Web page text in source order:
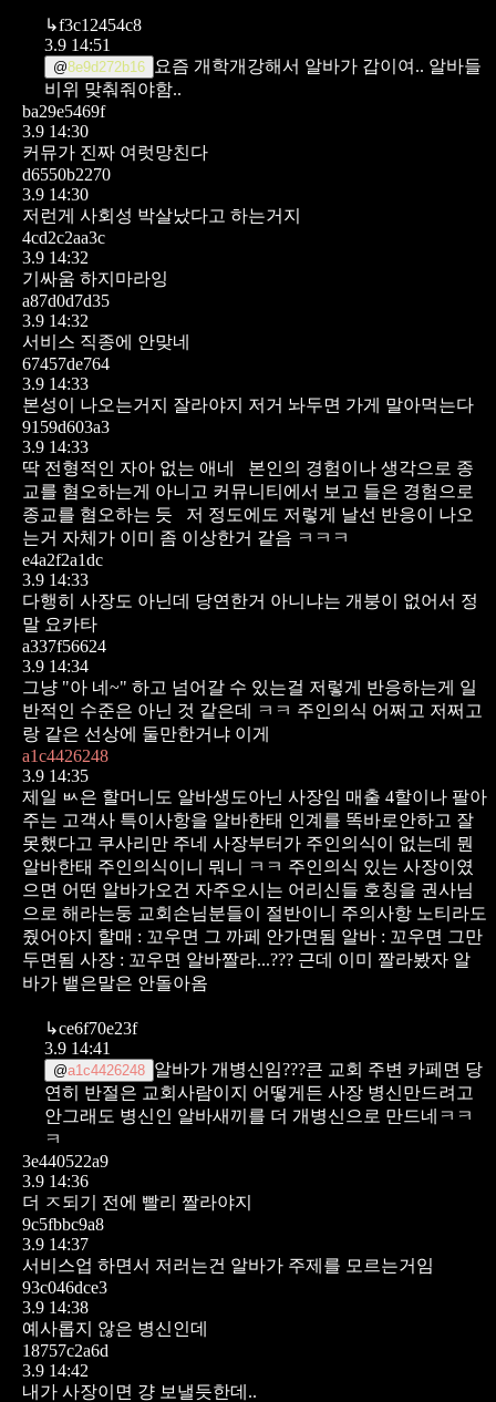
↳f3c12454c8
3.9 14:51
@8e9d272b16
요즘 개학개강해서 알바가 갑이여.. 알바들
비위 맞춰줘야함..
ba29e5469f
3.9 14:30
커뮤가 진짜 여럿망친다
d6550b2270
3.9 14:30
저런게 사회성 박살났다고 하는거지
4cd2c2aa3c
3.9 14:32
기싸움 하지마라잉
a87d0d7d35
3.9 14:32
서비스 직종에 안맞네
67457de764
3.9 14:33
본성이 나오는거지 잘라야지 저거 놔두면 가게 말아먹는다
9159d603a3
3.9 14:33
딱 전형적인 자아 없는 애네
본인의 경험이나 생각으로 종
교를 혐오하는게 아니고 커뮤니티에서 보고 들은 경험으로
종교를 혐오하는 듯
저 정도에도 저렇게 날선 반응이 나오
는거 자체가 이미 좀 이상한거 같음 ㅋㅋㅋ
e4a2f2a1dc
3.9 14:33
다행히 사장도 아닌데 당연한거 아니냐는 개붕이 없어서 정
말 요카타
a337f56624
3.9 14:34
그냥 "아 네~" 하고 넘어갈 수 있는걸 저렇게 반응하는게 일
반적인 수준은 아닌 것 같은데 ㅋㅋ 주인의식 어쩌고 저쩌고
랑 같은 선상에 둘만한거냐 이게
a1c4426248
3.9 14:35
제일 ㅄ은 할머니도 알바생도아닌 사장임 매출 4할이나 팔아
주는 고객사 특이사항을 알바한태 인계를 똑바로안하고 잘
못했다고 쿠사리만 주네 사장부터가 주인의식이 없는데 뭔
알바한태 주인의식이니 뭐니 ㅋㅋ 주인의식 있는 사장이였
으면 어떤 알바가오건 자주오시는 어리신들 호칭을 권사님
으로 해라는둥 교회손님분들이 절반이니 주의사항 노티라도
줬어야지 할매 : 꼬우면 그 까페 안가면됨 알바 : 꼬우면 그만
두면됨 사장 : 꼬우면 알바짤라...??? 근데 이미 짤라봤자 알
바가 뱉은말은 안돌아옴
↳ce6f70e23f
3.9 14:41
@a1c4426248 알바가 개병신임???큰 교회 주변 카페면 당
연히 반절은 교회사람이지 어떻게든 사장 병신만드려고
안그래도 병신인 알바새끼를 더 개병신으로 만드네ㅋㅋ
ㅋ
3e440522a9
3.9 14:36
더 ㅈ되기 전에 빨리 짤라야지
9c5fbbc9a8
3.9 14:37
서비스업 하면서 저러는건 알바가 주제를 모르는거임
93c046dce3
3.9 14:38
예사롭지 않은 병신인데
18757c2a6d
3.9 14:42
내가 사장이면 걍 보낼듯한데..